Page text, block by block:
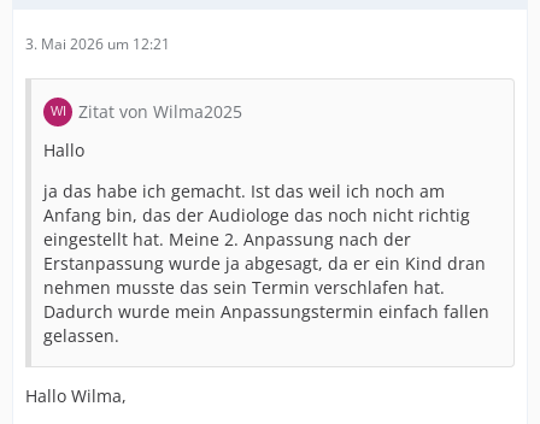
bereit wäre, ein zweites CI implantieren zu lassen.
Ich hätte dazu ein paar Fragen an euch und würde mich
sehr über eure Erfahrungen freuen:
Worauf sollte man achten, wenn man sich für ein
Gibt es Dinge, die ihr im Nachhinein gerne vorher
gewusst hättet?
Ich würde gerne bei MED-EL bleiben und nicht zwei
verschiedene Hersteller nutzen.
Und eine konkrete Frage beschäftigt mich besonders:
3. Mai 2026 um 12:21
Zitat von Wilma2025
Hallo
ja das habe ich gemacht. Ist das weil ich noch am
Anfang bin, das der Audiologe das noch nicht richtig
eingestellt hat. Meine 2. Anpassung nach der
Erstanpassung wurde ja abgesagt, da er ein Kind dran
nehmen musste das sein Termin verschlafen hat.
Dadurch wurde mein Anpassungstermin einfach fallen
gelassen.
Hallo Wilma,